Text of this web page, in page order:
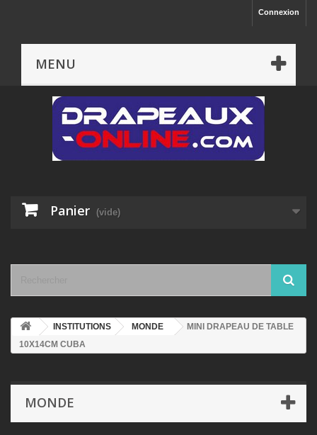
Connexion
MENU
Panier (vide)
INSTITUTIONS MONDE
MINI DRAPEAU DE TABLE
10X14CM CUBA
MONDE